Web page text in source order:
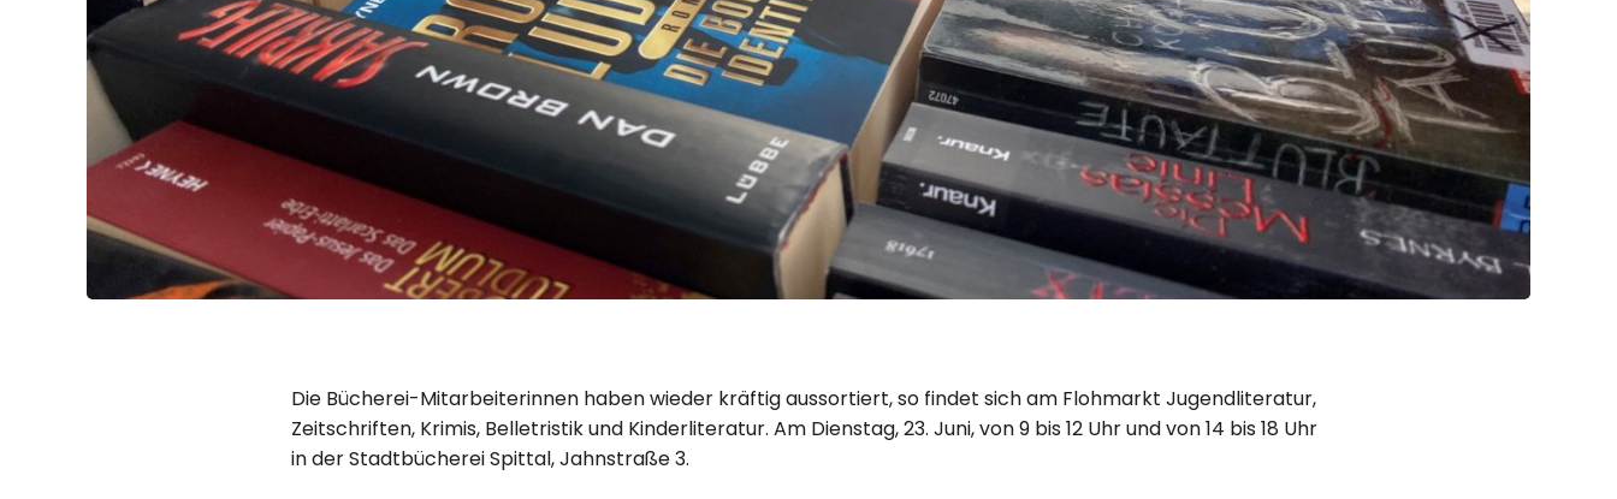
Die Bücherei-Mitarbeiterinnen haben wieder kräftig aussortiert, so findet sich am Flohmarkt Jugendliteratur,
Zeitschriften, Krimis, Belletristik und Kinderliteratur. Am Dienstag, 23. Juni, von 9 bis 12 Uhr und von 14 bis 18 Uhr
in der Stadtbücherei Spittal, Jahnstraße 3.